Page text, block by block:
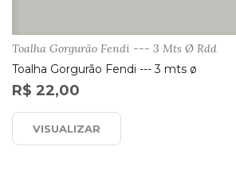
Toalha Gorgurão Fendi --- 3 Mts Ø Rdd
Toalha Gorgurão Fendi --- 3 mts ø
R$ 22,00
VISUALIZAR